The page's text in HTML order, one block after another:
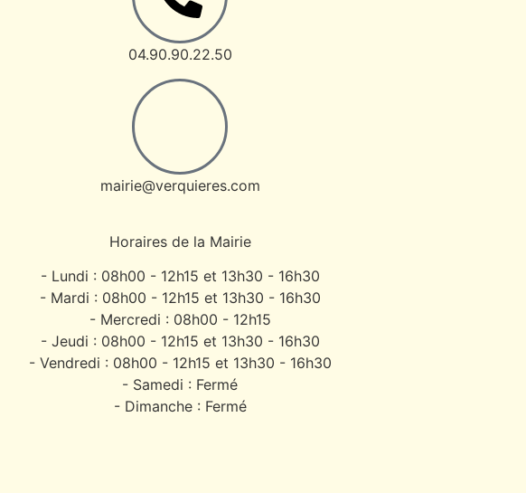
04.90.90.22.50
mairie@verquieres.com
Horaires de la Mairie
- Lundi : 08h00 - 12h15 et 13h30 - 16h30
- Mardi : 08h00 - 12h15 et 13h30 - 16h30
- Mercredi : 08h00 - 12h15
- Jeudi : 08h00 - 12h15 et 13h30 - 16h30
- Vendredi : 08h00 - 12h15 et 13h30 - 16h30
- Samedi : Fermé
- Dimanche : Fermé